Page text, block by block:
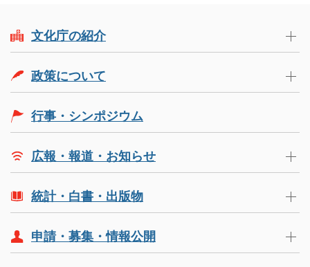
文化庁の紹介
政策について
行事・シンポジウム
広報・報道・お知らせ
統計・白書・出版物
申請・募集・情報公開